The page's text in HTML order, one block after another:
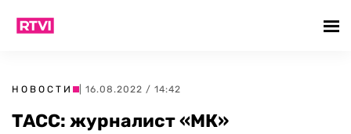
НОВОСТИ | 16.08.2022 / 14:42
ТАСС: журналист «МК»